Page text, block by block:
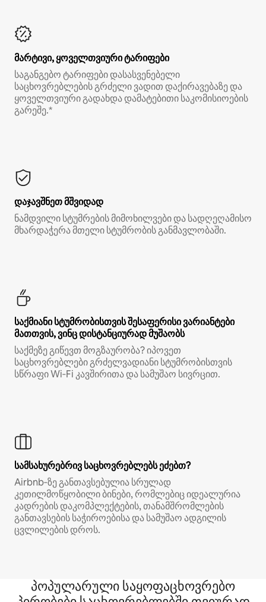
მარტივი, ყოველთვიური ტარიფები
საგანგებო ტარიფები დასასვენებელი
საცხოვრებლების გრძელი ვადით დაქირავებაზე და
ყოველთვიური გადახდა დამატებითი საკომისიოების
გარეშე.*
დაჯავშნეთ მშვიდად
ნამდვილი სტუმრების მიმოხილვები და სადღეღამისო
მხარდაჭერა მთელი სტუმრობის განმავლობაში.
საქმიანი სტუმრობისთვის შესაფერისი ვარიანტები
მათთვის, ვინც დისტანციურად მუშაობს
საქმეზე გიწევთ მოგზაურობა? იპოვეთ
საცხოვრებლები გრძელვადიანი სტუმრობისთვის
სწრაფი Wi‑Fi კავშირითა და სამუშაო სივრცით.
სამსახურებრივ საცხოვრებლებს ეძებთ?
Airbnb‑ზე განთავსებულია სრულად
კეთილმოწყობილი ბინები, რომლებიც იდეალურია
კადრების დაკომპლექტების, თანამშრომლების
განთავსების საჭიროებისა და სამუშაო ადგილის
ცვლილების დროს.
პოპულარული საყოფაცხოვრებო